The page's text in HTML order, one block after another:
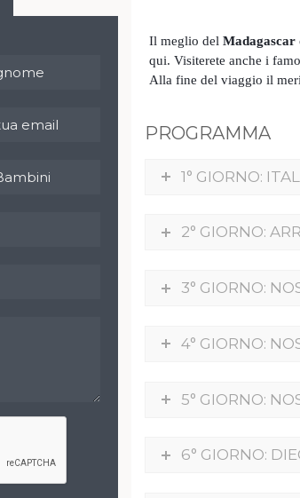
Il meglio del Madagascar
qui. Visiterete anche i
Alla fine del viaggio il
PROGRAMMA
1° GIORNO:
2° GIORNO:
3° GIORNO:
4° GIORNO:
5° GIORNO:
6° GIORNO: